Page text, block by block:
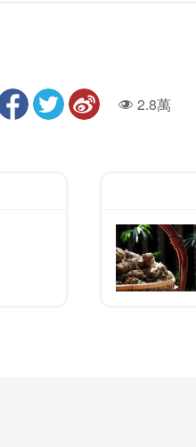
人氣2.8萬